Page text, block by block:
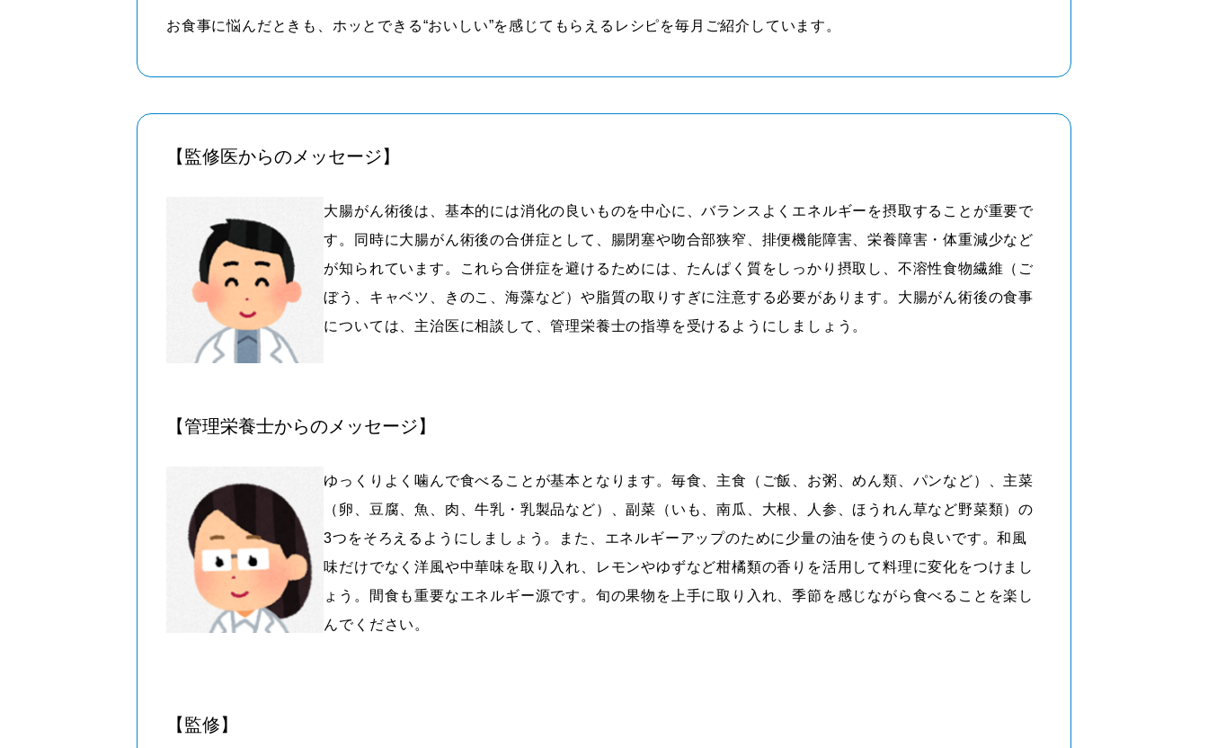
お食事に悩んだときも、ホッとできる“おいしい”を感じてもらえるレシピを毎月ご紹介しています。
【監修医からのメッセージ】
大腸がん術後は、基本的には消化の良いものを中心に、バランスよくエネルギーを摂取することが重要で
す。同時に大腸がん術後の合併症として、腸閉塞や吻合部狭窄、排便機能障害、栄養障害・体重減少など
が知られています。これら合併症を避けるためには、たんぱく質をしっかり摂取し、不溶性食物繊維（ご
ぼう、キャベツ、きのこ、海藻など）や脂質の取りすぎに注意する必要があります。大腸がん術後の食事
については、主治医に相談して、管理栄養士の指導を受けるようにしましょう。
【管理栄養士からのメッセージ】
ゆっくりよく噛んで食べることが基本となります。毎食、主食（ご飯、お粥、めん類、パンなど）、主菜
（卵、豆腐、魚、肉、牛乳・乳製品など）、副菜（いも、南瓜、大根、人参、ほうれん草など野菜類）の
3つをそろえるようにしましょう。また、エネルギーアップのために少量の油を使うのも良いです。和風
味だけでなく洋風や中華味を取り入れ、レモンやゆずなど柑橘類の香りを活用して料理に変化をつけまし
ょう。間食も重要なエネルギー源です。旬の果物を上手に取り入れ、季節を感じながら食べることを楽し
んでください。
【監修】